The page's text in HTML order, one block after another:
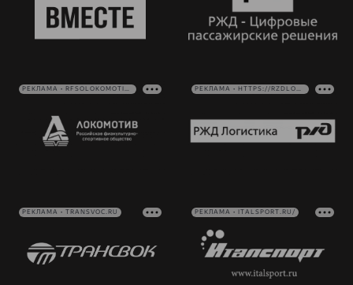
РЕКЛАМА • RFSOLOKOMOTIV.RU РЕКЛАМА • HTTPS://RZDLOG.RU/
РЕКЛАМА • TRANSVOC.RU РЕКЛАМА • ITALSPORT.RU/